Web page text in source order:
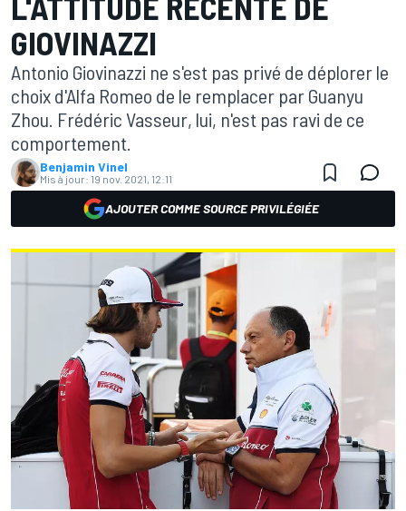
GIOVINAZZI
Antonio Giovinazzi ne s'est pas privé de déplorer le
choix d'Alfa Romeo de le remplacer par Guanyu
Zhou. Frédéric Vasseur, lui, n'est pas ravi de ce
comportement.
Benjamin Vinel
Mis à jour: 19 nov. 2021, 12:11
AJOUTER COMME SOURCE PRIVILÉGIÉE